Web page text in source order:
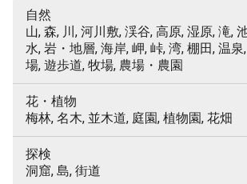
自然
山, 森, 川, 河川敷, 渓谷, 高原, 湿原, 滝,
水, 岩・地層, 海岸, 岬, 峠, 湾, 棚田, 温
場, 遊歩道, 牧場, 農場・農園
花・植物
梅林, 名木, 並木道, 庭園, 植物園, 花畑
探検
洞窟, 島, 街道